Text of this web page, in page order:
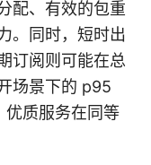
配、有效的包重
。同时，短时出
订阅则可能在总
场景下的 p95
优质服务在同等